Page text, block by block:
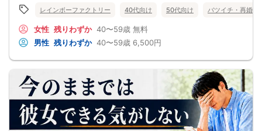
真剣に婚活されている方だけを対象とした小規模な婚活イベントで、空いた時間
を利用してお気軽に婚活が可能です。
Q：服装は？
A：皆様カジュアルな服装でご参加されています。
Q：参加費の支払い方法は？
A：本人確認のため、身分証をご持参ください。
【重要事項】
・詳細のご案内について
ご予約完了後に「イベントガイド」「お問い合わせ窓口」などの詳細情報をメー
ルでお送りします。必ずレインボーファクトリーのメールアドレスを受信許可設
定してください。（お申し込み後、オミカレから届くメールにレインボーファク
トリーのメールアドレスが記載されています。）
レインボーファクトリー 40代向け 50代向け バツイチ・再婚
女性 残りわずか 40〜59歳 無料
男性 残りわずか 40〜59歳 6,500円